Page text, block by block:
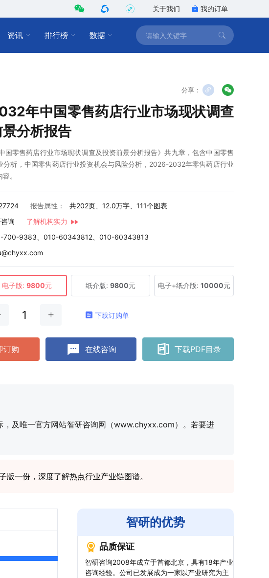
关于我们 我的订单
资讯 排行榜 数据
分享：
年中国零售药店行业市场现状调查
分析报告
国零售药店行业市场现状调查及投资前景分析报告》共九章，包含中国零售
分析，中国零售药店行业投资机会与风险分析，2026-2032年零售药店行业
。
报告属性：
共202页、12.0万字、111个图表
询
了解机构实力
700-9383、010-60343812、010-60343813
电子版: 9800元 纸介版: 9800元 电子+纸介版: 10000元
下载订购单
订购 在线咨询 下载PDF目录
，及唯一官方网站智研咨询网（www.chyxx.com）。若要进
版一份，深度了解热点行业产业链图谱。
智研的优势
品质保证
智研咨询2008年成立于首都北京，具有18年产业
咨询经验。公司已发展成为一家以产业研究为主